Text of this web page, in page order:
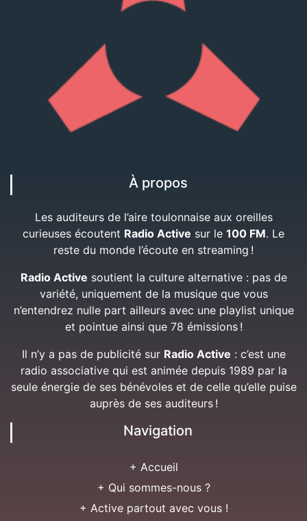
À propos
Les auditeurs de l’aire toulonnaise aux oreilles
curieuses écoutent Radio Active sur le 100 FM. Le
reste du monde l’écoute en streaming !
Radio Active soutient la culture alternative : pas de
variété, uniquement de la musique que vous
n’entendrez nulle part ailleurs avec une playlist unique
et pointue ainsi que 78 émissions !
Il n’y a pas de publicité sur Radio Active : c’est une
radio associative qui est animée depuis 1989 par la
seule énergie de ses bénévoles et de celle qu’elle puise
auprès de ses auditeurs !
Navigation
+ Accueil
+ Qui sommes-nous ?
+ Active partout avec vous !